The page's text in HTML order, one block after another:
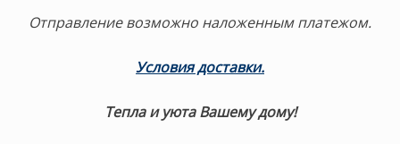
Отправление возможно наложенным платежом.
Условия доставки.
Тепла и уюта Вашему дому!